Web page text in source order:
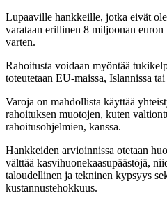
Lupaaville hankkeille, jotka eivät
varataan erillinen 8 miljoonan euron
varten.
Rahoitusta voidaan myöntää
toteutetaan EU-maissa, Islannissa
Varoja on mahdollista käyttää
rahoituksen muotojen, kuten
rahoitusohjelmien, kanssa.
Hankkeiden arvioinnissa otetaan
välttää kasvihuonekaasupäästöjä,
taloudellinen ja tekninen kypsyys
kustannustehokkuus.